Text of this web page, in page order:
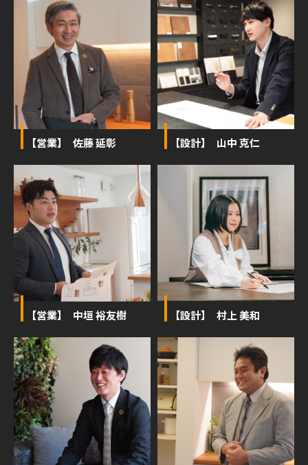
【営業】 佐藤 延彰 【設計】 山中 克仁
【営業】 中垣 裕友樹 【設計】 村上 美和